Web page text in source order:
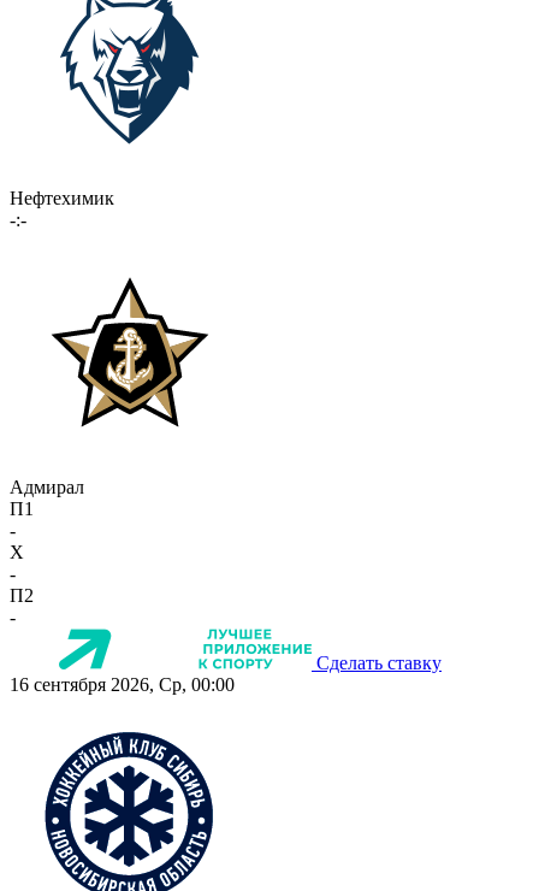
Нефтехимик
-:-
Адмирал
П1
-
X
-
П2
-
Сделать ставку
16 сентября 2026, Ср, 00:00